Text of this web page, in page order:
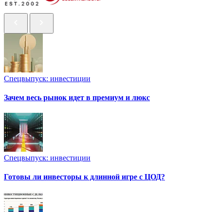
Спецвыпуск: инвестиции
Зачем весь рынок идет в премиум и люкс
Спецвыпуск: инвестиции
Готовы ли инвесторы к длинной игре с ЦОД?